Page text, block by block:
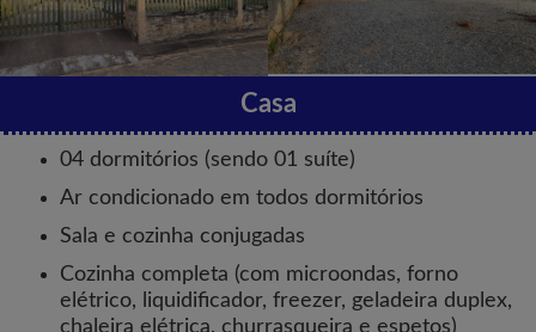
Casa
04 dormitórios (sendo 01 suíte)
Ar condicionado em todos dormitórios
Sala e cozinha conjugadas
Cozinha completa (com microondas, forno
elétrico, liquidificador, freezer, geladeira duplex,
chaleira elétrica, churrasqueira e espetos)